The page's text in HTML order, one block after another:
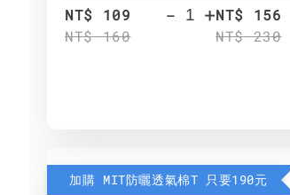
NT$ 109
NT$ 160
- +NT$ 156
NT$ 230
加購 MIT防曬透氣棉T 只要190元